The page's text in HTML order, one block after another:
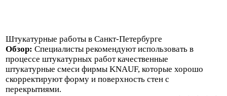
Штукатурные работы в Санкт-Петербурге
Обзор: Специалисты рекомендуют использовать в
процессе штукатурных работ качественные
штукатурные смеси фирмы KNAUF, которые хорошо
скорректируют форму и поверхность стен с
перекрытиями.